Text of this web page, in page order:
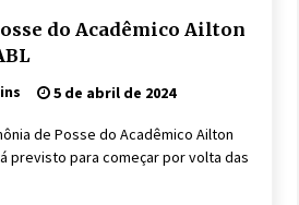
do Acadêmico Ailton
5 de abril de 2024
de Posse do Acadêmico Ailton
previsto para começar por volta das